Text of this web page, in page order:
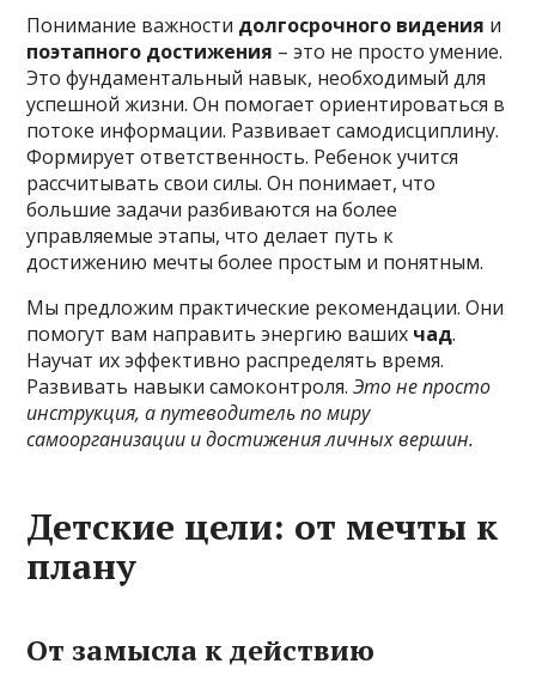
Понимание важности долгосрочного видения и
поэтапного достижения – это не просто умение.
Это фундаментальный навык, необходимый для
успешной жизни. Он помогает ориентироваться в
потоке информации. Развивает самодисциплину.
Формирует ответственность. Ребенок учится
рассчитывать свои силы. Он понимает, что
большие задачи разбиваются на более
управляемые этапы, что делает путь к
достижению мечты более простым и понятным.
Мы предложим практические рекомендации. Они
помогут вам направить энергию ваших чад.
Научат их эффективно распределять время.
Развивать навыки самоконтроля.Это не просто
инструкция, а путеводитель по миру
самоорганизации и достижения личных вершин.
Детские цели: от мечты к
плану
От замысла к действию